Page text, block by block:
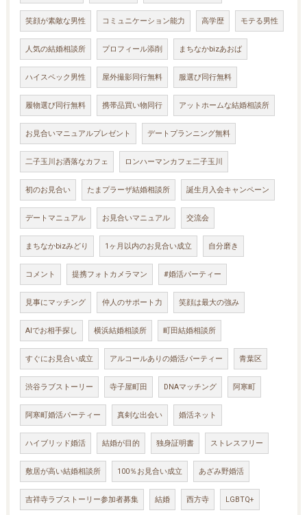
笑顔が素敵な男性 コミュニケーション能力 高学歴 モテる男性
人気の結婚相談所 プロフィール添削 まちなかbizあおば
ハイスペック男性 屋外撮影同行無料 服選び同行無料
履物選び同行無料 携帯品買い物同行 アットホームな結婚相談所
お見合いマニュアルプレゼント デートプランニング無料
二子玉川お洒落なカフェ ロンハーマンカフェ二子玉川
初のお見合い たまプラーザ結婚相談所 誕生月入会キャンペーン
デートマニュアル お見合いマニュアル 交流会
まちなかbizみどり 1ヶ月以内のお見合い成立 自分磨き
コメント 提携フォトカメラマン #婚活パーティー
見事にマッチング 仲人のサポート力 笑顔は最大の強み
AIでお相手探し 横浜結婚相談所 町田結婚相談所
すぐにお見合い成立 アルコールありの婚活パーティー 青葉区
渋谷ラブストーリー 寺子屋町田 DNAマッチング 阿寒町
阿寒町婚活パーティー 真剣な出会い 婚活ネット
ハイブリッド婚活 結婚が目的 独身証明書 ストレスフリー
敷居が高い結婚相談所 100％お見合い成立 あざみ野婚活
吉祥寺ラブストーリー参加者募集 結婚 西方寺 LGBTQ+